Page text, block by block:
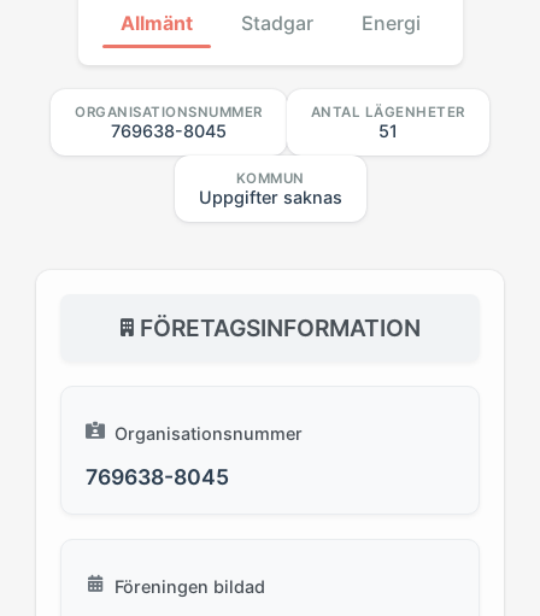
Allmänt Stadgar Energi
ORGANISATIONSNUMMER
769638-8045
ANTAL LÄGENHETER
51
KOMMUN
Uppgifter saknas
FÖRETAGSINFORMATION
Organisationsnummer
769638-8045
Föreningen bildad